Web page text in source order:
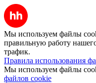
Мы используем файлы
правильную работу
трафик.
Правила использования
Мы используем файлы
файлов cookie